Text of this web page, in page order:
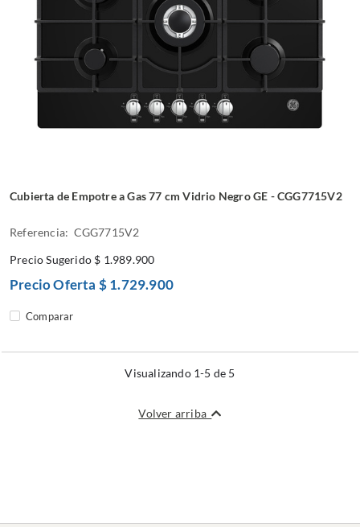
Cubierta de Empotre a Gas 77 cm Vidrio Negro GE - CGG7715V2
Referencia: CGG7715V2
Precio Sugerido $ 1.989.900
Precio Oferta $ 1.729.900
Comparar
Visualizando 1-5 de 5
Volver arriba